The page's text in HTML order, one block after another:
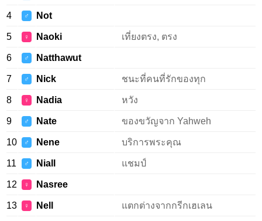
4 ♂ Not
5 ♀ Naoki เที่ยงตรง, ตรง
6 ♂ Natthawut
7 ♂ Nick ชนะที่คนที่รักของทุก
8 ♀ Nadia หวัง
9 ♂ Nate ของขวัญจาก Yahweh
10 ♂ Nene บริการพระคุณ
11 ♂ Niall แชมป์
12 ♀ Nasree
13 ♀ Nell แตกต่างจากกรีกเฮเลน